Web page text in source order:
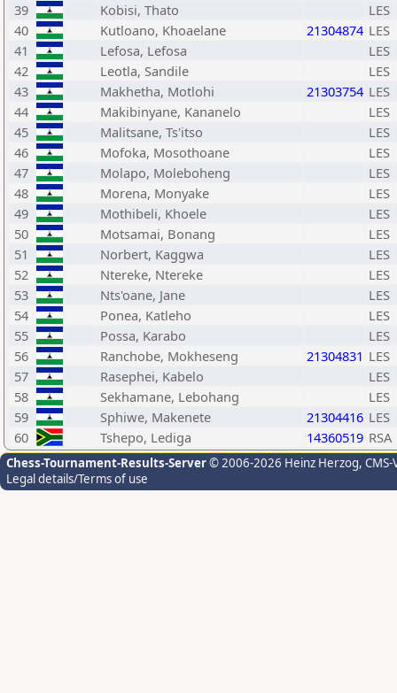
39
Kobisi, Thato
LES
40
Kutloano, Khoaelane 21304874 LES
41
Lefosa, Lefosa
LES
42
Leotla, Sandile
LES
43
Makhetha, Motlohi 21303754 LES
44
Makibinyane, Kananelo
LES
45
Malitsane, Ts'itso
LES
46
Mofoka, Mosothoane
LES
47
Molapo, Moleboheng
LES
48
Morena, Monyake
LES
49
Mothibeli, Khoele
LES
50
Motsamai, Bonang
LES
51
Norbert, Kaggwa
LES
52
Ntereke, Ntereke
LES
53
Nts'oane, Jane
LES
54
Ponea, Katleho
LES
55
Possa, Karabo
LES
56
Ranchobe, Mokheseng 21304831 LES
57
Rasephei, Kabelo
LES
58
Sekhamane, Lebohang
LES
59
Sphiwe, Makenete 21304416 LES
60
Tshepo, Lediga 14360519 RSA
Chess-Tournament-Results-Server© 2006-2026 Heinz Herzog,
Legal details/Terms of use